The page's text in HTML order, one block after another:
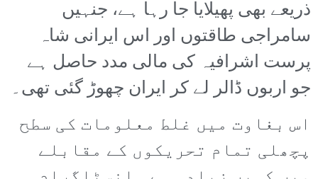
ذریعے بھی پھیلایا جا رہا ہے، جنہیں
سامراجی طاقتوں اور اس ایرانی شاہ
پرست اشرافیہ کی مالی مدد حاصل ہے
جو اربوں ڈالر لے کر ایران چھوڑ گئی تھی۔
اس بغاوت میں غلط معلومات کی سطح
پچھلی تمام تحریکوں کے مقابلے